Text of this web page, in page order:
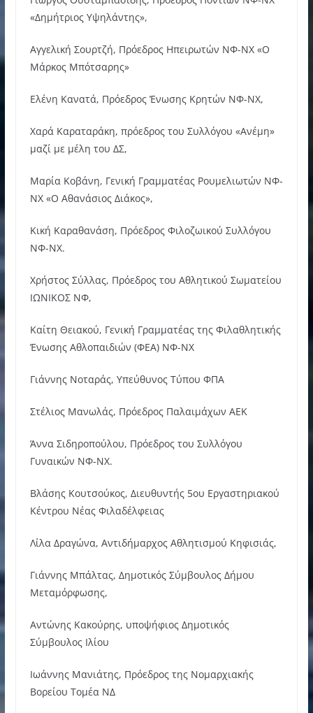
«Δημήτριος Υψηλάντης»,
Αγγελική Σουρτζή, Πρόεδρος Ηπειρωτών ΝΦ-ΝΧ «Ο
Μάρκος Μπότσαρης»
Ελένη Κανατά, Πρόεδρος Ένωσης Κρητών ΝΦ-ΝΧ,
Χαρά Καραταράκη, πρόεδρος του Συλλόγου «Ανέμη»
μαζί με μέλη του ΔΣ,
Μαρία Κοβάνη, Γενική Γραμματέας Ρουμελιωτών ΝΦ-
ΝΧ «Ο Αθανάσιος Διάκος»,
Κική Καραθανάση, Πρόεδρος Φιλοζωικού Συλλόγου
ΝΦ-ΝΧ.
Χρήστος Σύλλας, Πρόεδρος του Αθλητικού Σωματείου
ΙΩΝΙΚΟΣ ΝΦ,
Καίτη Θειακού, Γενική Γραμματέας της Φιλαθλητικής
Ένωσης Αθλοπαιδιών (ΦΕΑ) ΝΦ-ΝΧ
Γιάννης Νοταράς, Υπεύθυνος Τύπου ΦΠΑ
Στέλιος Μανωλάς, Πρόεδρος Παλαιμάχων ΑΕΚ
Άννα Σιδηροπούλου, Πρόεδρος του Συλλόγου
Γυναικών ΝΦ-ΝΧ.
Βλάσης Κουτσούκος, Διευθυντής 5ου Εργαστηριακού
Κέντρου Νέας Φιλαδέλφειας
Λίλα Δραγώνα, Αντιδήμαρχος Αθλητισμού Κηφισιάς,
Γιάννης Μπάλτας, Δημοτικός Σύμβουλος Δήμου
Μεταμόρφωσης,
Αντώνης Κακούρης, υποψήφιος Δημοτικός
Σύμβουλος Ιλίου
Ιωάννης Μανιάτης, Πρόεδρος της Νομαρχιακής
Βορείου Τομέα ΝΔ